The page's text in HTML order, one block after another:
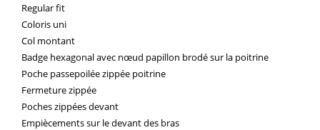
Regular fit
Coloris uni
Col montant
Badge hexagonal avec nœud papillon brodé sur la poitrine
Poche passepoilée zippée poitrine
Fermeture zippée
Poches zippées devant
Empiècements sur le devant des bras